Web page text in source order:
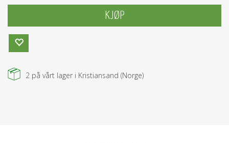
KJØP
2 på vårt lager i Kristiansand (Norge)